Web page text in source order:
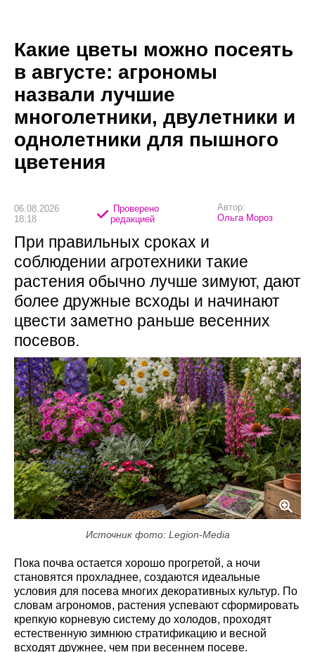
Какие цветы можно посеять
в августе: агрономы
назвали лучшие
многолетники, двулетники и
однолетники для пышного
цветения
06.08.2026
18:18
Проверено
редакцией
Автор:
Ольга Мороз
При правильных сроках и
соблюдении агротехники такие
растения обычно лучше зимуют, дают
более дружные всходы и начинают
цвести заметно раньше весенних
посевов.
Источник фото: Legion-Media
Пока почва остается хорошо прогретой, а ночи
становятся прохладнее, создаются идеальные
условия для посева многих декоративных культур. По
словам агрономов, растения успевают сформировать
крепкую корневую систему до холодов, проходят
естественную зимнюю стратификацию и весной
всходят дружнее, чем при весеннем посеве.